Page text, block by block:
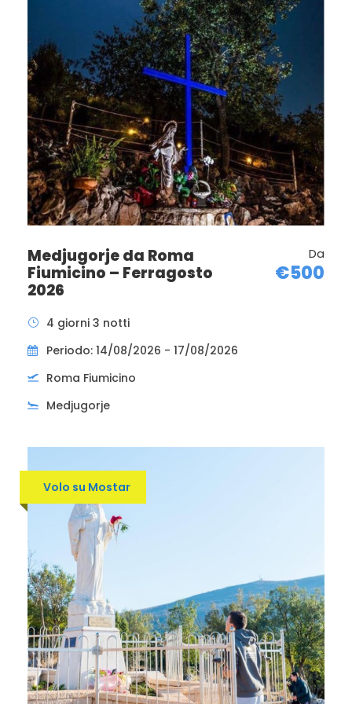
Prima colazione.
In tempo utile trasferimento in pullman all’aeroporto.
Operazioni d’imbarco e partenza per il rientro in Italia.
Foto
Medjugorje da Roma
Fiumicino – Ferragosto
2026
Da
€500
4 giorni 3 notti
Periodo: 14/08/2026 - 17/08/2026
Roma Fiumicino
Medjugorje
Volo su Mostar